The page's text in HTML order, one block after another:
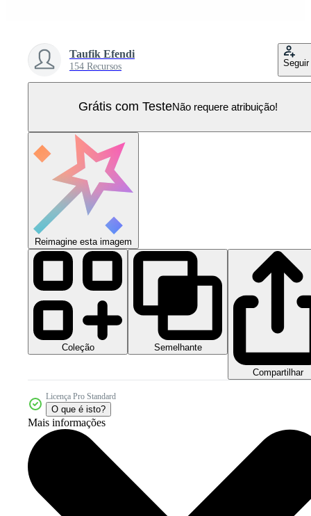
Taufik Efendi
154 Recursos Seguir
Grátis com TesteNão requere atribuição!
Reimagine esta imagem
Coleção Semelhante
Compartilhar
Licença Pro Standard
O que é isto?
Mais informações